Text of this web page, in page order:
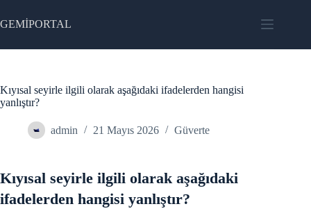
to
content
GEMİPORTAL
Kıyısal seyirle ilgili olarak aşağıdaki ifadelerden hangisi
yanlıştır?
admin 21 Mayıs 2026 Güverte
Kıyısal seyirle ilgili olarak aşağıdaki
ifadelerden hangisi yanlıştır?